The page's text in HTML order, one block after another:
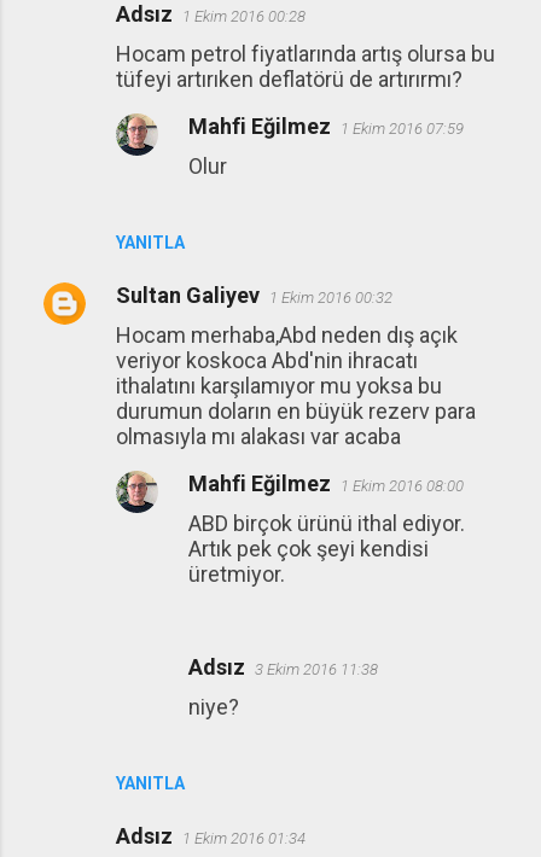
Adsız 1 Ekim 2016 00:28
Hocam petrol fiyatlarında artış olursa bu
tüfeyi artırıken deflatörü de artırırmı?
YANITLA
Mahfi Eğilmez 1 Ekim 2016 07:59
Olur
Sultan Galiyev 1 Ekim 2016 00:32
Hocam merhaba,Abd neden dış açık
veriyor koskoca Abd'nin ihracatı
ithalatını karşılamıyor mu yoksa bu
durumun doların en büyük rezerv para
olmasıyla mı alakası var acaba
YANITLA
Mahfi Eğilmez 1 Ekim 2016 08:00
ABD birçok ürünü ithal ediyor.
Artık pek çok şeyi kendisi
üretmiyor.
Adsız 3 Ekim 2016 11:38
niye?
Adsız 1 Ekim 2016 01:34